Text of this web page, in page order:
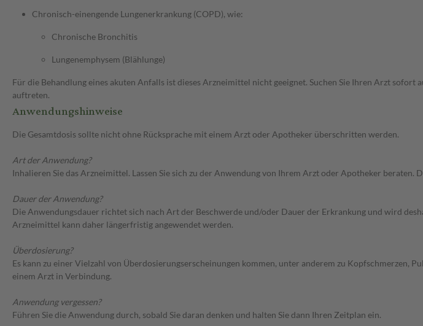
Chronisch-einengende Lungenerkrankung (COPD), wie:
Chronische Bronchitis
Lungenemphysem (Blählunge)
Für die Behandlung eines akuten Anfalls ist dieses Arzneimittel nicht geeignet. Suchen Sie Ihren Arzt
auftreten.
Anwendungshinweise
Die Gesamtdosis sollte nicht ohne Rücksprache mit einem Arzt oder Apotheker überschritten werden.
Art der Anwendung?
Inhalieren Sie das Arzneimittel. Lassen Sie sich zu der Anwendung von Ihrem Arzt oder Apotheker
Dauer der Anwendung?
Die Anwendungsdauer richtet sich nach Art der Beschwerde und/oder Dauer der Erkrankung und wird
Arzneimittel kann daher längerfristig angewendet werden.
Überdosierung?
Es kann zu einer Vielzahl von Überdosierungserscheinungen kommen, unter anderem zu Kopfschmerzen,
einem Arzt in Verbindung.
Anwendung vergessen?
Führen Sie die Anwendung durch, sobald Sie daran denken und halten Sie dann Ihren Zeitplan ein.